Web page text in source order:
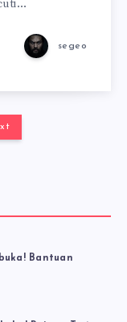
segeo
Bantuan